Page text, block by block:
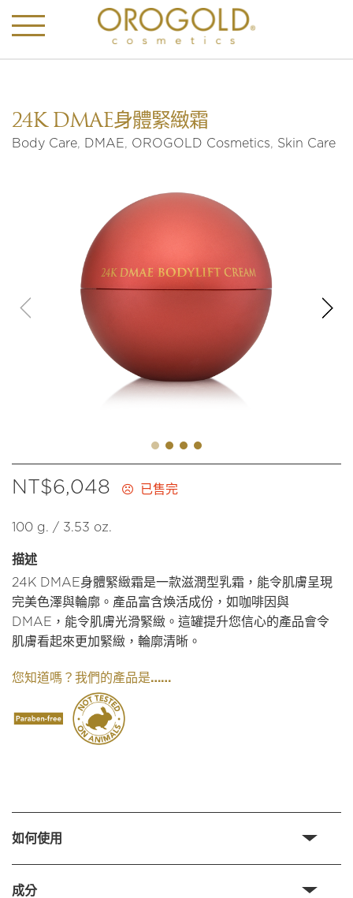
24K DMAE身體緊緻霜
Body Care, DMAE, OROGOLD Cosmetics, Skin Care
NT$6,048 已售完
100 g. / 3.53 oz.
描述
24K DMAE身體緊緻霜是一款滋潤型乳霜，能令肌膚呈現
完美色澤與輪廓。產品富含煥活成份，如咖啡因與
DMAE，能令肌膚光滑緊緻。這罐提升您信心的產品會令
肌膚看起來更加緊緻，輪廓清晰。
您知道嗎？ 我們的產品是……
如何使用
成分